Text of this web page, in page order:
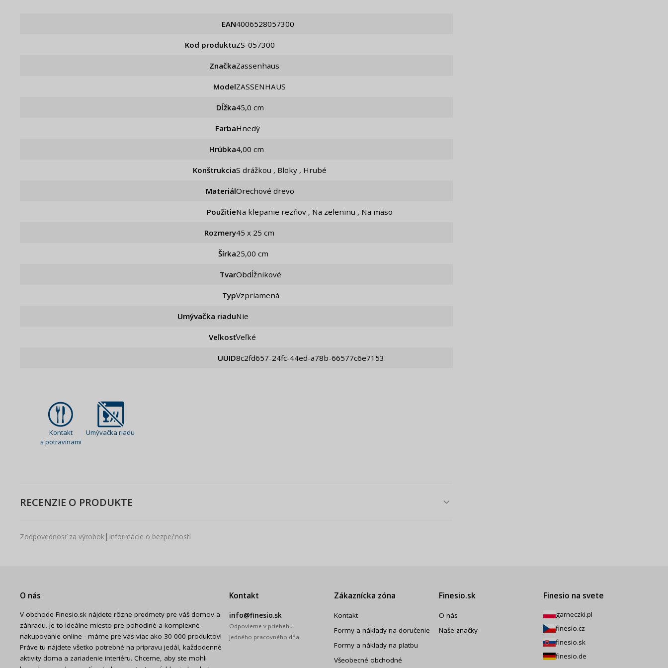
EAN 4006528057300
Kod produktu ZS-057300
Značka Zassenhaus
Model ZASSENHAUS
Dĺžka 45,0 cm
Farba Hnedý
Hrúbka 4,00 cm
Konštrukcia S drážkou , Bloky , Hrubé
Materiál Orechové drevo
Použitie Na klepanie rezňov , Na zeleninu , Na mäso
Rozmery 45 x 25 cm
Šírka 25,00 cm
Tvar Obdĺžnikové
Typ Vzpriamená
Umývačka riadu Nie
Veľkosť Veľké
UUID 8c2fd657-24fc-44ed-a78b-66577c6e7153
Kontakt
s potravinami
Umývačka riadu
RECENZIE O PRODUKTE
Zodpovednosť za výrobok| Informácie o bezpečnosti
O nás
V obchode Finesio.sk nájdete rôzne predmety pre váš domov a
záhradu. Je to ideálne miesto pre pohodlné a komplexné
nakupovanie online - máme pre vás viac ako 30 000 produktov!
Práve tu nájdete všetko potrebné na prípravu jedál, každodenné
aktivity doma a zariadenie interiéru. Chceme, aby ste mohli
Kontakt
info@finesio.sk
Odpovieme v priebehu
jedného pracovného dňa
Zákaznícka zóna
Kontakt
Formy a náklady na doručenie
Formy a náklady na platbu
Všeobecné obchodné
Finesio.sk
O nás
Naše značky
Finesio na svete
garneczki.pl
finesio.cz
finesio.sk
finesio.de